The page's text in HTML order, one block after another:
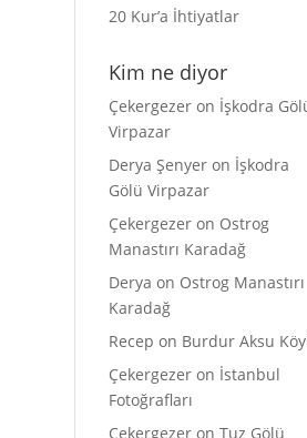
20 Kur’a İhtiyatlar
Kim ne diyor
Çekergezer on İşkodra
Virpazar
Derya Şenyer on İşkodra
Gölü Virpazar
Çekergezer on Ostrog
Manastırı Karadağ
Derya on Ostrog Manastırı
Karadağ
Recep on Burdur Aksu
Çekergezer on İstanbul
Fotoğrafları
Çekergezer onTuz Gölü